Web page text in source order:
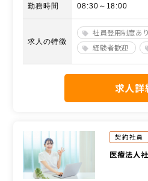
勤務時間 08:30～18:00
求人の特徴
社員登用制度あり
経験者歓迎
求人詳
契約社員
医療法人